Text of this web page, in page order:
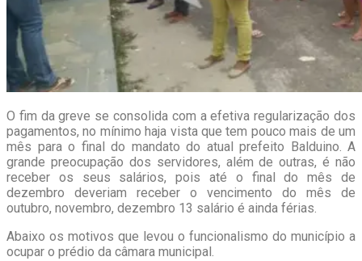
O fim da greve se consolida com a efetiva regularização dos
pagamentos, no mínimo haja vista que tem pouco mais de um
mês para o final do mandato do atual prefeito Balduino. A
grande preocupação dos servidores, além de outras, é não
receber os seus salários, pois até o final do mês de
dezembro deveriam receber o vencimento do mês de
outubro, novembro, dezembro 13 salário é ainda férias.
Abaixo os motivos que levou o funcionalismo do município a
ocupar o prédio da câmara municipal.